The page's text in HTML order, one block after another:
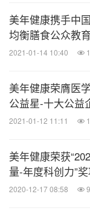
率与心血管事
要，效益也更高
期者也高达
久的将来极有可
糖尿病分会主任
美年大健康共
年底上线使用。
手段，提高糖前
美年健康携手中
均衡膳食公众教
2021-01-14 10:40
美年健康荣膺医
公益星-十大公益
2021-01-12 11:11
美年健康荣获
量-年度科创力”
2020-12-17 08:58